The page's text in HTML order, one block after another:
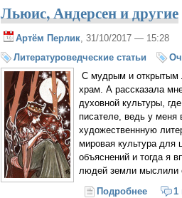
Льюис, Андерсен и другие
Артём Перлик , 31/10/2017 — 15:28
Литературоведческие статьи
С мудрым и открытым
храм. А рассказала
духовной культуры,
писателе, ведь у меня
художественнную
мировая культура для
объяснений и тогда я
людей земли мыслили
Подробнеео 1